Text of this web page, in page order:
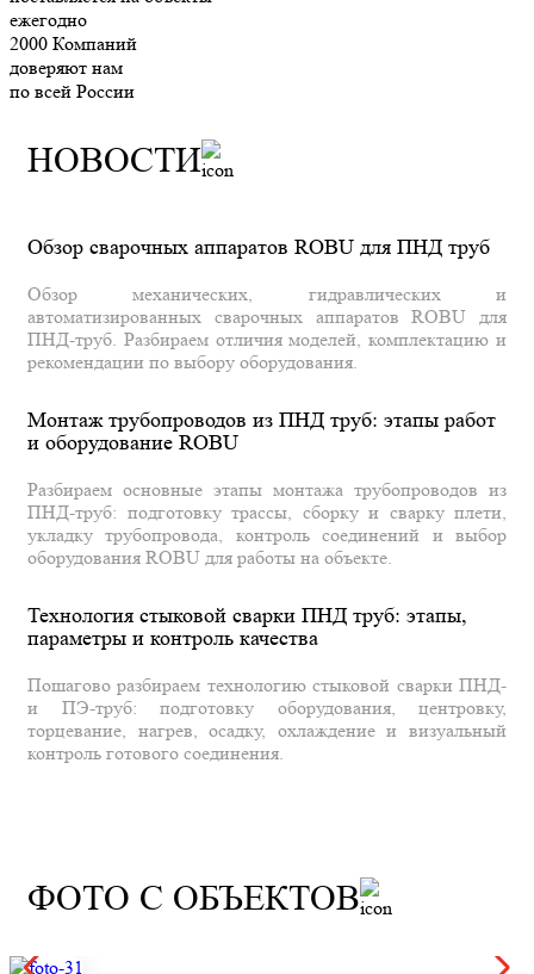
ежегодно
2000 Компаний
доверяют нам
по всей России
НОВОСТИ
Обзор сварочных аппаратов ROBU для ПНД труб
Обзор механических, гидравлических и
автоматизированных сварочных аппаратов ROBU для
ПНД-труб. Разбираем отличия моделей, комплектацию и
рекомендации по выбору оборудования.
Монтаж трубопроводов из ПНД труб: этапы работ
и оборудование ROBU
Разбираем основные этапы монтажа трубопроводов из
ПНД-труб: подготовку трассы, сборку и сварку плети,
укладку трубопровода, контроль соединений и выбор
оборудования ROBU для работы на объекте.
Технология стыковой сварки ПНД труб: этапы,
параметры и контроль качества
Пошагово разбираем технологию стыковой сварки ПНД-
и ПЭ-труб: подготовку оборудования, центровку,
торцевание, нагрев, осадку, охлаждение и визуальный
контроль готового соединения.
ФОТО С ОБЪЕКТОВ